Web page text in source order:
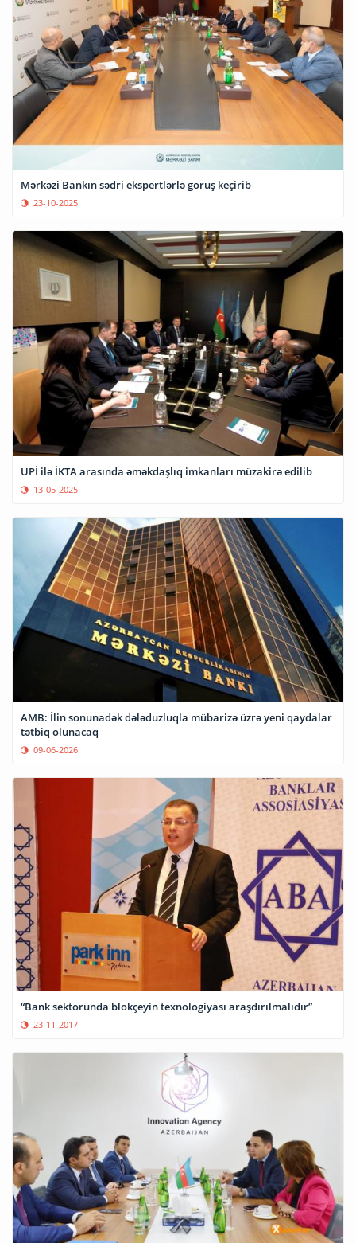
Mərkəzi Bankın sədri ekspertlərlə görüş keçirib
23-10-2025
ÜPİ ilə İKTA arasında əməkdaşlıq imkanları müzakirə edilib
13-05-2025
AMB: İlin sonunadək dələduzluqla mübarizə üzrə yeni qaydalar
tətbiq olunacaq
09-06-2026
“Bank sektorunda blokçeyin texnologiyası araşdırılmalıdır”
23-11-2017